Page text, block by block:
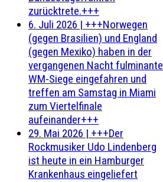
zurücktrete.+++
6. Juli 2026 | +++Norwegen
(gegen Brasilien) und England
(gegen Mexiko) haben in der
vergangenen Nacht fulminante
WM-Siege eingefahren und
treffen am Samstag in Miami
zum Viertelfinale
aufeinander+++
29. Mai 2026 | +++Der
Rockmusiker Udo Lindenberg
ist heute in ein Hamburger
Krankenhaus eingeliefert